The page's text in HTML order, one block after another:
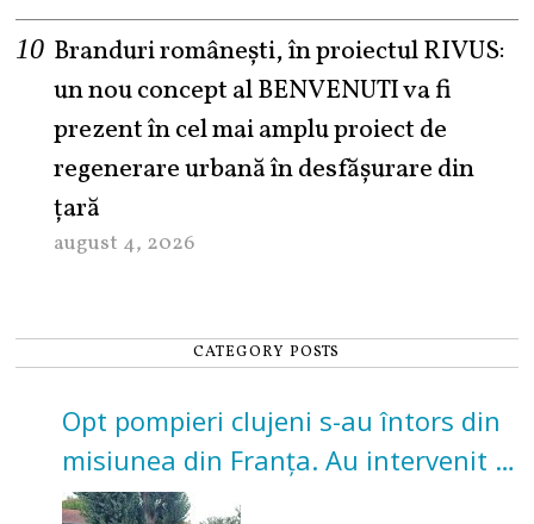
Branduri românești, în proiectul RIVUS:
un nou concept al BENVENUTI va fi
prezent în cel mai amplu proiect de
regenerare urbană în desfășurare din
țară
august 4, 2026
CATEGORY POSTS
Opt pompieri clujeni s-au întors din
misiunea din Franța. Au intervenit la
incendii de vegetație și pădure